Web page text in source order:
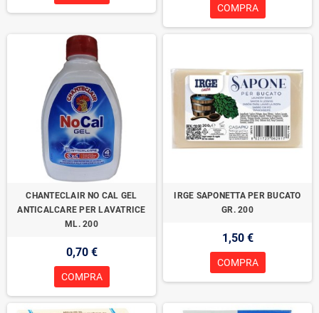
COMPRA
CHANTECLAIR NO CAL GEL
ANTICALCARE PER LAVATRICE
ML. 200
0,70 €
COMPRA
IRGE SAPONETTA PER BUCATO
GR. 200
1,50 €
COMPRA